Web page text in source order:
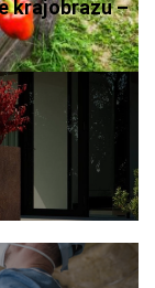
krajobrazu –